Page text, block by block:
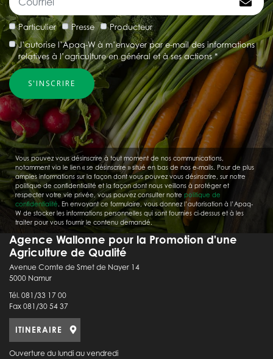
Particulier Presse
Producteur
J’autorise l’Apaq-W à m’envoyer par e-mail des informations
relatives à l’agriculture en général et à ses actions *
Vous pouvez vous désinscrire à tout moment de nos communications,
notamment via le lien « se désinscrire » situé en bas de nos e-mails. Pour de plus
amples informations sur la façon dont vous pouvez vous désinscrire, sur notre
politique de confidentialité et la façon dont nous veillons à protéger et
respecter votre vie privée, vous pouvez consulter notre politique de
confidentialité. En envoyant ce formulaire, vous donnez l’autorisation à l’Apaq-
W de stocker les informations personnelles qui sont fournies ci-dessus et à les
traiter pour vous fournir le contenu demandé.
Agence Wallonne pour la Promotion d'une
Agriculture de Qualité
Avenue Comte de Smet de Nayer 14
5000 Namur
Tél. 081/33 17 00
Fax 081/30 54 37
ITINERAIRE
Ouverture du lundi au vendredi